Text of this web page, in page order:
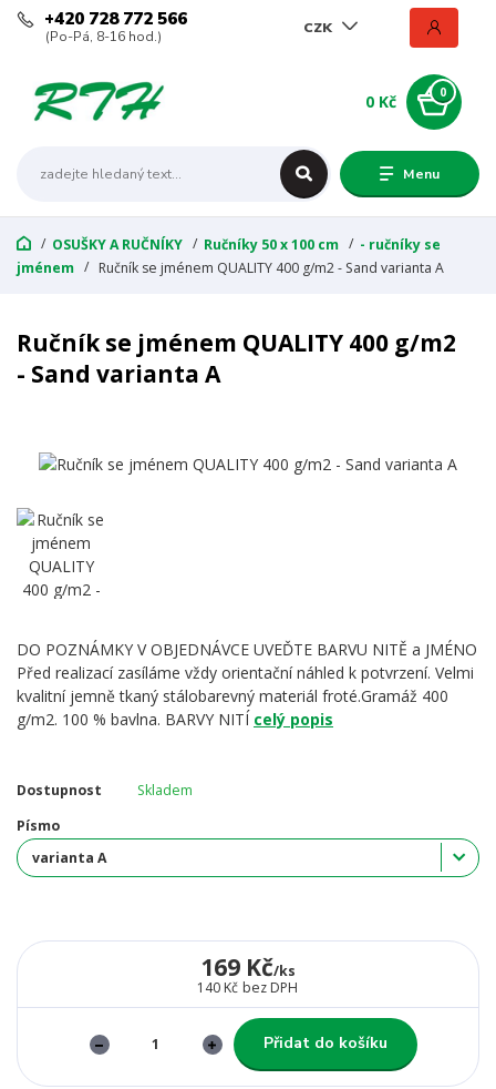
Menu
CZK
+420 728 772 566
(Po-Pá, 8-16 hod.)
0
0 Kč
OSUŠKY A RUČNÍKY Ručníky 50 x 100 cm
- ručníky se
jménem
Ručník se jménem QUALITY 400 g/m2 - Sand varianta A
Ručník se jménem QUALITY 400 g/m2
- Sand varianta A
DO POZNÁMKY V OBJEDNÁVCE UVEĎTE BARVU NITĚ a JMÉNO
Před realizací zasíláme vždy orientační náhled k potvrzení. Velmi
kvalitní jemně tkaný stálobarevný materiál froté.Gramáž 400
g/m2. 100 % bavlna. BARVY NITÍ celý popis
Dostupnost
Skladem
Písmo
169 Kč/ks
140 Kč bez DPH
Přidat do košíku